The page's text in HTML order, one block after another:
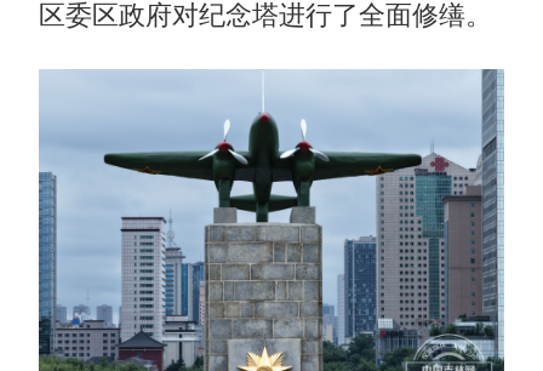
区委区政府对纪念塔进行了全面修缮。